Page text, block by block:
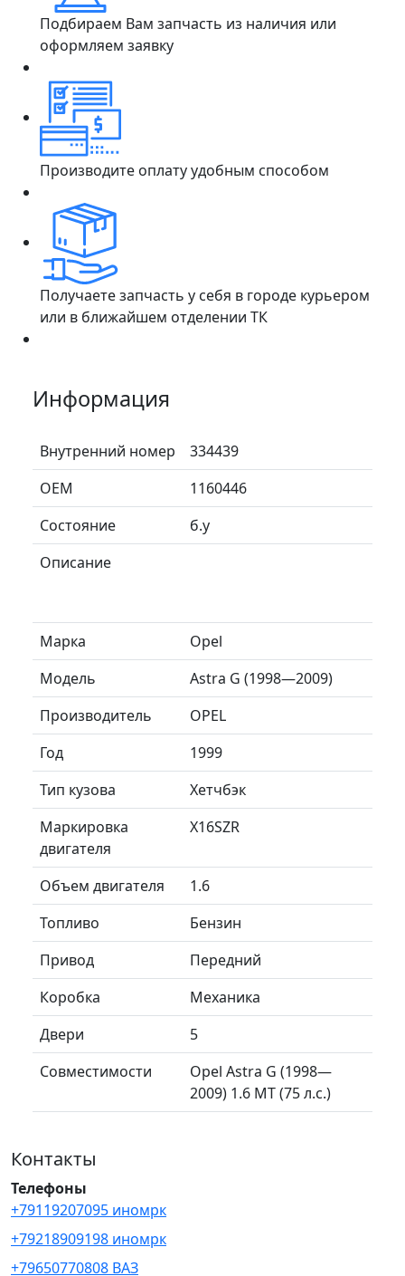
Подбираем Вам запчасть из наличия или
оформляем заявку
Производите оплату удобным способом
Получаете запчасть у себя в городе курьером
или в ближайшем отделении ТК
Информация
Внутренний номер
334439
ОЕМ
1160446
Состояние
б.у
Описание
Марка
Opel
Модель
Astra G (1998—2009)
Производитель
OPEL
Год
1999
Тип кузова
Хетчбэк
Маркировка
двигателя
X16SZR
Объем двигателя
1.6
Топливо
Бензин
Привод
Передний
Коробка
Механика
Двери
5
Совместимости
Opel Astra G (1998—
2009) 1.6 MT (75 л.с.)
Контакты
Телефоны
+79119207095 иномрк
+79218909198 иномрк
+79650770808 ВАЗ